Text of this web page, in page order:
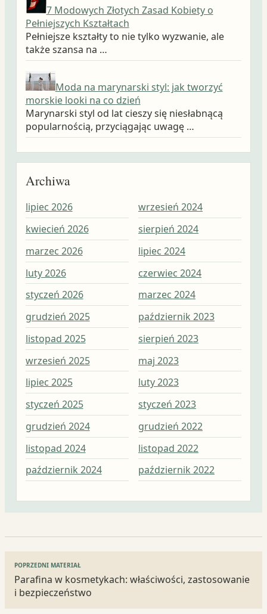
7 Modowych Złotych Zasad Kobiety o
Pełniejszych Kształtach
Pełniejsze kształty to nie tylko wyzwanie, ale
także szansa na …
Moda na marynarski styl: jak tworzyć
morskie looki na co dzień
Marynarski styl od lat cieszy się niesłabnącą
popularnością, przyciągając uwagę …
Archiwa
lipiec 2026
kwiecień 2026
marzec 2026
luty 2026
styczeń 2026
grudzień 2025
listopad 2025
wrzesień 2025
lipiec 2025
styczeń 2025
grudzień 2024
listopad 2024
październik 2024
wrzesień 2024
sierpień 2024
lipiec 2024
czerwiec 2024
marzec 2024
październik 2023
sierpień 2023
maj 2023
luty 2023
styczeń 2023
grudzień 2022
listopad 2022
październik 2022
Nawigacja
wpisu
POPRZEDNI MATERIAŁ
Parafina w kosmetykach: właściwości, zastosowanie
i bezpieczeństwo